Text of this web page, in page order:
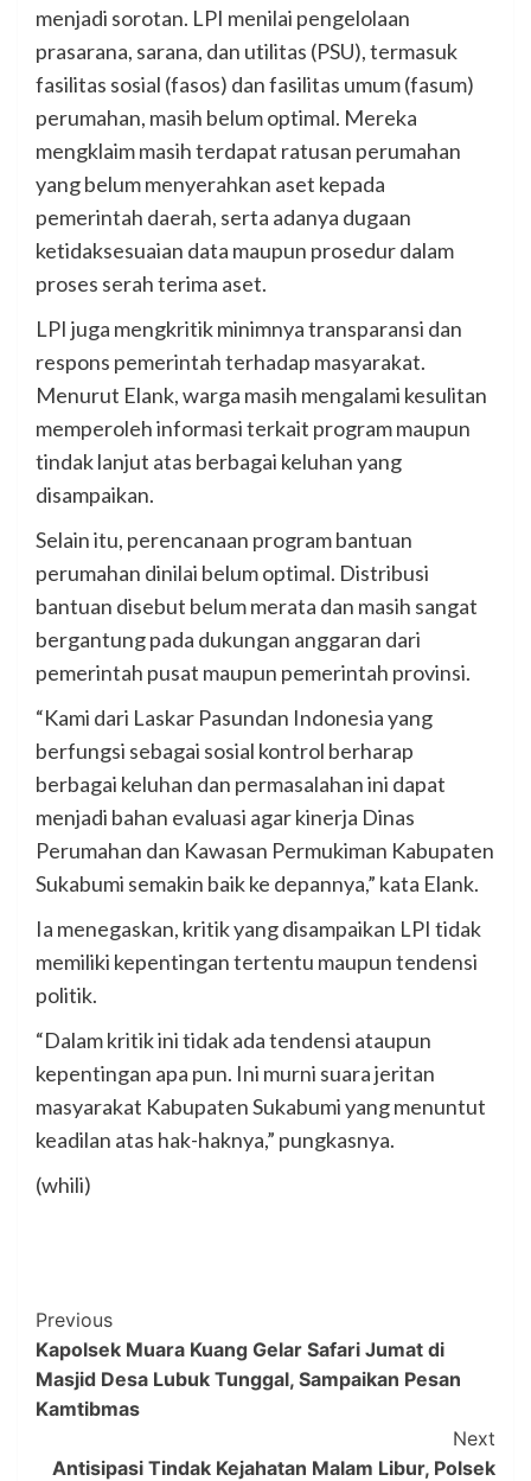
menjadi sorotan. LPI menilai pengelolaan
prasarana, sarana, dan utilitas (PSU), termasuk
fasilitas sosial (fasos) dan fasilitas umum (fasum)
perumahan, masih belum optimal. Mereka
mengklaim masih terdapat ratusan perumahan
yang belum menyerahkan aset kepada
pemerintah daerah, serta adanya dugaan
ketidaksesuaian data maupun prosedur dalam
proses serah terima aset.
LPI juga mengkritik minimnya transparansi dan
respons pemerintah terhadap masyarakat.
Menurut Elank, warga masih mengalami kesulitan
memperoleh informasi terkait program maupun
tindak lanjut atas berbagai keluhan yang
disampaikan.
Selain itu, perencanaan program bantuan
perumahan dinilai belum optimal. Distribusi
bantuan disebut belum merata dan masih sangat
bergantung pada dukungan anggaran dari
pemerintah pusat maupun pemerintah provinsi.
“Kami dari Laskar Pasundan Indonesia yang
berfungsi sebagai sosial kontrol berharap
berbagai keluhan dan permasalahan ini dapat
menjadi bahan evaluasi agar kinerja Dinas
Perumahan dan Kawasan Permukiman Kabupaten
Sukabumi semakin baik ke depannya,” kata Elank.
Ia menegaskan, kritik yang disampaikan LPI tidak
memiliki kepentingan tertentu maupun tendensi
politik.
“Dalam kritik ini tidak ada tendensi ataupun
kepentingan apa pun. Ini murni suara jeritan
masyarakat Kabupaten Sukabumi yang menuntut
keadilan atas hak-haknya,” pungkasnya.
(whili)
Post
Navigation
Previous
Kapolsek Muara Kuang Gelar Safari Jumat di
Masjid Desa Lubuk Tunggal, Sampaikan Pesan
Kamtibmas
Next
Antisipasi Tindak Kejahatan Malam Libur, Polsek